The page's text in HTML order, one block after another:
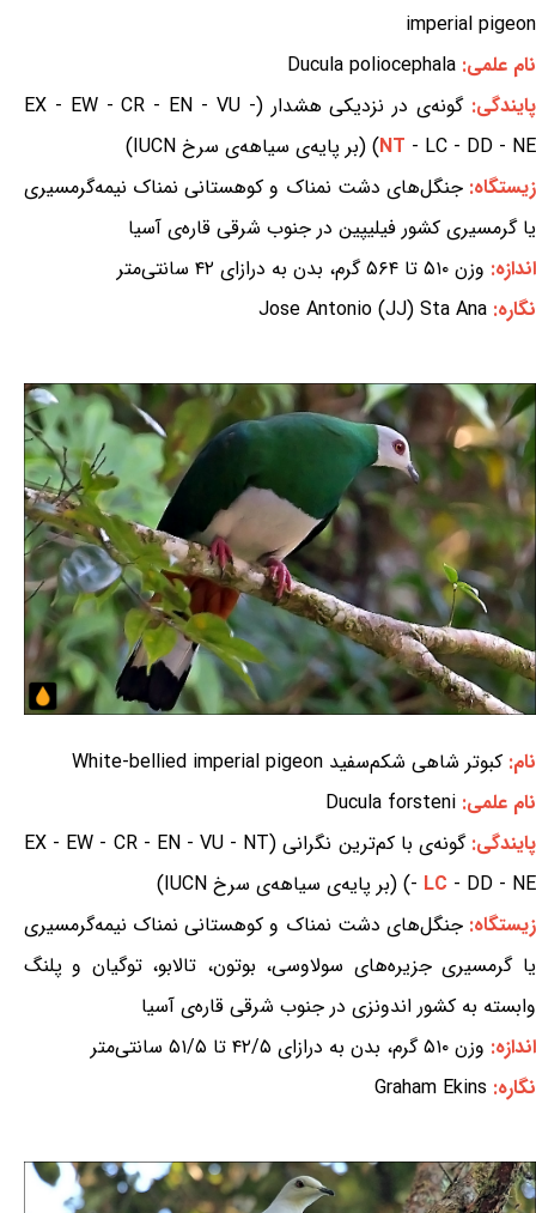
imperial pigeon
نام علمی: Ducula poliocephala
پایندگی:گونه‌ی در نزدیکی هشدار (EX - EW - CR - EN - VU -
NT - LC - DD - NE) (بر پایه‌ی سیاهه‌ی سرخ IUCN)
زیستگاه:جنگل‌های دشت نمناک و کوهستانی نمناک نیمه‌گرمسیری
یا گرمسیری کشور فیلیپین در جنوب شرقی قاره‌ی آسیا
اندازه: وزن ۵۱۰ تا ۵۶۴ گرم، بدن به درازای ۴۲ سانتی‌متر
نگاره: Jose Antonio (JJ) Sta Ana
نام: کبوتر شاهی شکم‌سفید White-bellied imperial pigeon
نام علمی: Ducula forsteni
پایندگی:
گونه‌ی با کم‌ترین نگرانی (EX - EW - CR - EN - VU - NT
- LC - DD - NE) (بر پایه‌ی سیاهه‌ی سرخ IUCN)
زیستگاه:جنگل‌های دشت نمناک و کوهستانی نمناک نیمه‌گرمسیری
یا گرمسیری جزیره‌های سولاوسی، بوتون، تالابو، توگیان و پلنگ
وابسته به کشور اندونزی در جنوب شرقی قاره‌ی آسیا
اندازه: وزن ۵۱۰ گرم، بدن به درازای ۴۲/۵ تا ۵۱/۵ سانتی‌متر
نگاره: Graham Ekins